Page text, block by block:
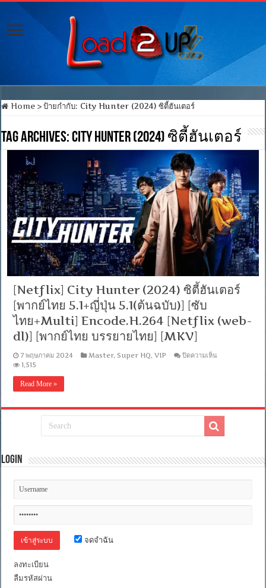
Home > ป้ายกำกับ: City Hunter (2024) ซิตี้ฮันเตอร์
Tag Archives:City Hunter (2024) ซิตี้ฮันเตอร์
[Netflix] City Hunter (2024) ซิตี้ฮันเตอร์
[พากย์ไทย 5.1+ญี่ปุ่น 5.1(ต้นฉบับ)] [ซับ
ไทย+Multi] Encode.H.264 [Netflix (web-
dl)] [พากย์ไทย บรรยายไทย] [MKV]
7 พฤษภาคม 2024 Master,Super HQ,VIP ปิดความเห็น
ตี้ฮัน
[พากย์
5.1(ต้นฉบับ)]
1,515
Read More »
Login
จดจำฉัน
ลงทะเบียน
ลืมรหัสผ่าน